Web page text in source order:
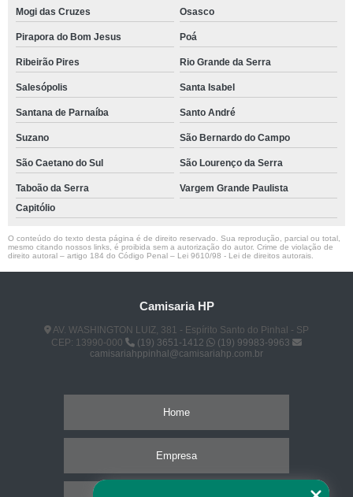
Mogi das Cruzes Osasco
Pirapora do Bom Jesus Poá
Ribeirão Pires Rio Grande da Serra
Salesópolis Santa Isabel
Santana de Parnaíba Santo André
Suzano São Bernardo do Campo
São Caetano do Sul São Lourenço da Serra
Taboão da Serra
Vargem Grande Paulista
Capitólio
O conteúdo do texto desta página é de direito reservado. Sua reprodução, parcial ou total,
mesmo citando nossos links, é proibida sem a autorização do autor. Crime de violação de
direito autoral – artigo 184 do Código Penal – Lei 9610/98 - Lei de direitos autorais
Camisaria HP
AV. WASHINGTON LUIZ, 381 - Espírito Santo do Pinhal - SP
CEP: 13990-000
(19) 3651-1412
(19) 99983-9963
camisariahppinhal@camisariahp.com.br
Home
Empresa